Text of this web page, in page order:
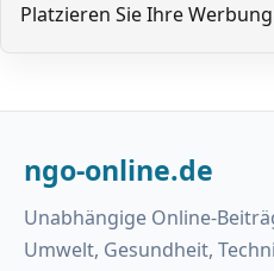
Platzieren Sie Ihre
ngo-online.de
Unabhängige Online-
Umwelt, Gesundheit,